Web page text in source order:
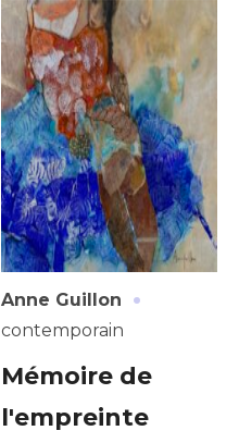
Anne Guillon ·
contemporain
Mémoire de
l'empreinte